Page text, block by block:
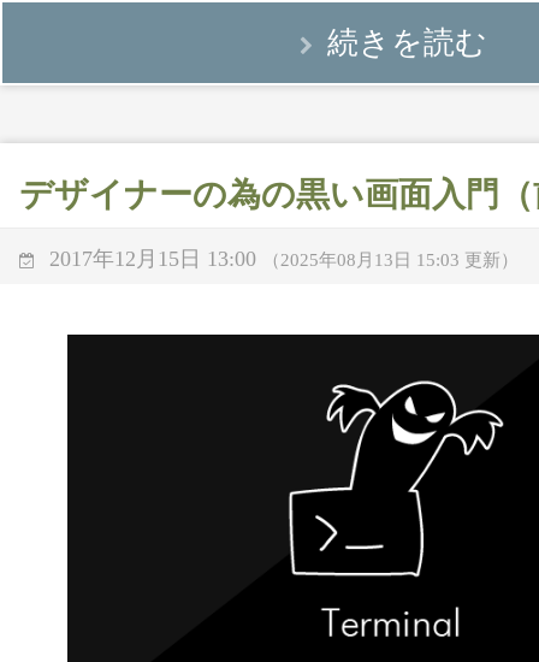
続きを読む
デザイナーの為の黒い画面入門
2017年12月15日 13:00 （2025年08月13日 15:03 更新）